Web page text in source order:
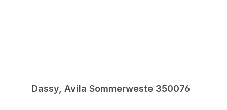
Dassy, Avila Sommerweste 350076